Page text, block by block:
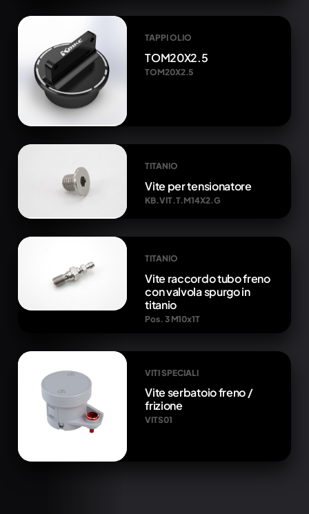
TAPPI OLIO
TOM20X2.5
TOM20X2.5
TITANIO
Vite per tensionatore
KB.VIT.T.M14X2.G
TITANIO
Vite raccordo tubo freno
con valvola spurgo in
titanio
Pos. 3 M10x1T
VITI SPECIALI
Vite serbatoio freno /
frizione
VITS01